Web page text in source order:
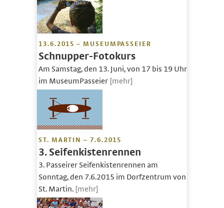
13.6.2015 – MUSEUMPASSEIER
Schnupper-Fotokurs
Am Samstag, den 13. Juni, von 17 bis 19 Uhr,
im MuseumPasseier [mehr]
ST. MARTIN – 7.6.2015
3. Seifenkistenrennen
3. Passeirer Seifenkistenrennen am
Sonntag, den 7.6.2015 im Dorfzentrum von
St. Martin. [mehr]